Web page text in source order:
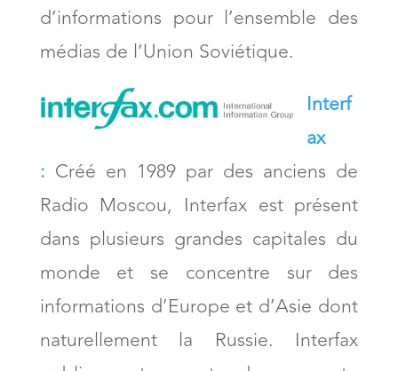
d’informations pour l’ensemble des
médias de l’Union Soviétique.
Interf
ax
: Créé en 1989 par des anciens de
Radio Moscou, Interfax est présent
dans plusieurs grandes capitales du
monde et se concentre sur des
informations d’Europe et d’Asie dont
naturellement la Russie. Interfax